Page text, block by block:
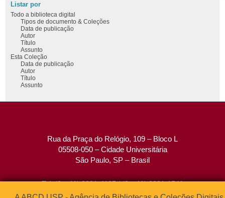
Listar por
Todo a biblioteca digital
Tipos de documento & Coleções
Data de publicação
Autor
Título
Assunto
Esta Coleção
Data de publicação
Autor
Título
Assunto
Rua da Praça do Relógio, 109 – Bloco L
05508-050 – Cidade Universitária
São Paulo, SP – Brasil
Tel: (0xx11) 3091-4195 / (0xx11) 3091-1541
Fax: (0xx11) 3091-1567